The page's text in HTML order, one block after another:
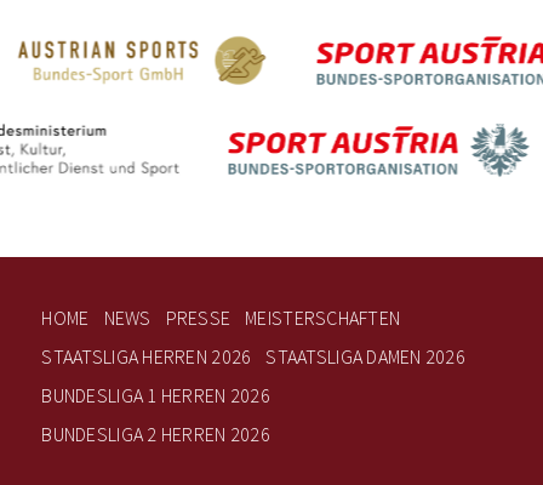
HOME NEWS PRESSE
MEISTERSCHAFTEN
STAATSLIGA HERREN 2026
STAATSLIGA DAMEN 2026
BUNDESLIGA 1 HERREN 2026
BUNDESLIGA 2 HERREN 2026